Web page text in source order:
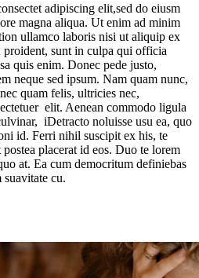
adipiscing elit,sed do eiusm
magna aliqua. Ut enim ad minim
ullamco laboris nisi ut aliquip ex
proident, sunt in culpa qui officia
quis enim. Donec pede justo,
neque sed ipsum. Nam quam nunc,
quam felis, ultricies nec,
elit. Aenean commodo ligula
iDetracto noluisse usu ea, quo
id. Ferri nihil suscipit ex his, te
placerat id eos. Duo te lorem
at. Ea cum democritum definiebas
suavitate cu.